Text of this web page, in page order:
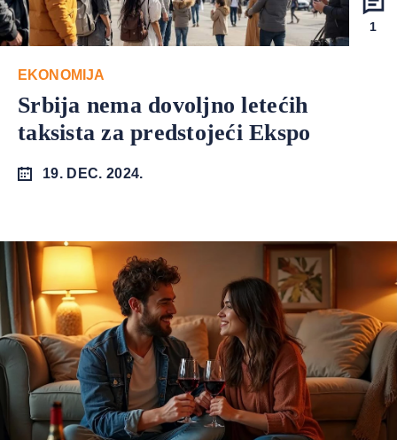
1
EKONOMIJA
Srbija nema dovoljno letećih
taksista za predstojeći Ekspo
19. DEC. 2024.